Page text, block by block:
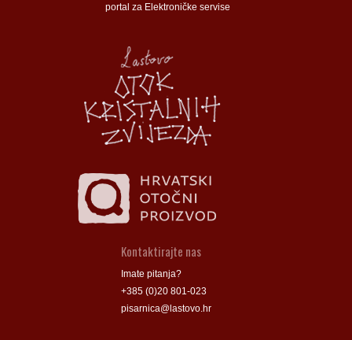
Groblje
Groblje
portal za Elektroničke servise
Kontaktirajte nas
Imate pitanja?
+385 (0)20 801-023
pisarnica@lastovo.hr